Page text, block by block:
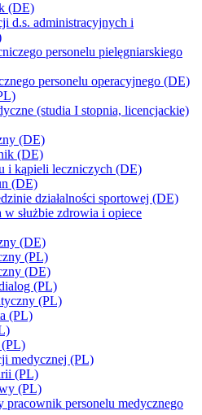
(DE)
d.s. administracyjnych i
personelu pielęgniarskiego
personelu operacyjnego (DE)
(studia I stopnia, licencjackie)
(DE)
(DE)
i kąpieli leczniczych (DE)
(DE)
działalności sportowej (DE)
w służbie zdrowia i opiece
(DE)
(PL)
(DE)
(PL)
(PL)
(PL)
(PL)
medycznej (PL)
(PL)
(PL)
personelu medycznego